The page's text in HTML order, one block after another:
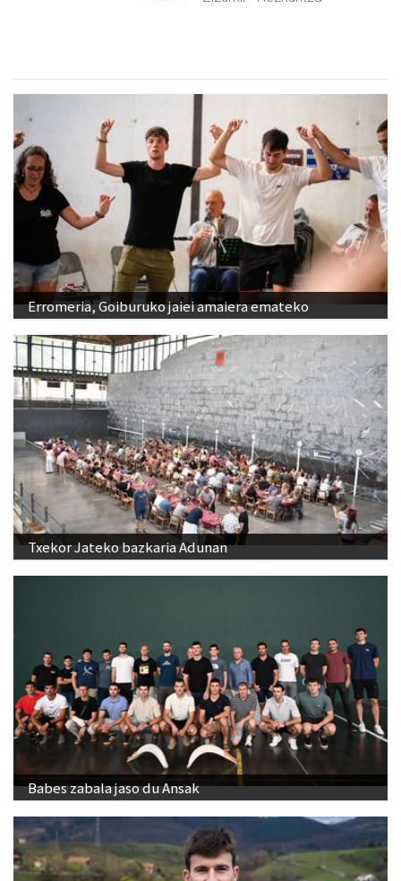
Erromeria, Goiburuko jaiei amaiera emateko
Txekor Jateko bazkaria Adunan
Babes zabala jaso du Ansak